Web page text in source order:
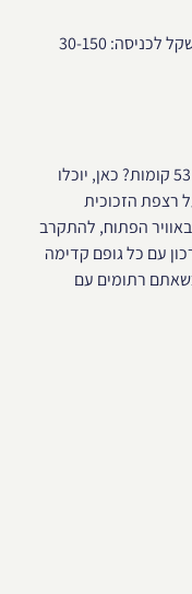
טווח גובה לכניסה: 120-200 ס"מ. טווח משקל לכניסה: 30-150
מתי לאחרונה נתליתם מחוץ לבניין בגובה 53 קומות? כאן, יוכלו
רצפת הזכוכית
לבניין, באוויר הפתוח, להתקרב
עם כל גופם קדימה
רתומים עם